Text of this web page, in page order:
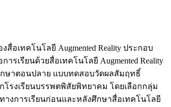
เทคโนโลยี Augmented Reality ประกอบ
เรียนด้วยสื่อเทคโนโลยี Augmented Reality
กษาตอนปลาย แบบทดสอบวัดผลสัมฤทธิ์
รงเรียนบรรพตพิสัยพิทยาคม โดยเลือกกลุ่ม
ทางการเรียนก่อนและหลังศึกษาสื่อเทคโนโลยี